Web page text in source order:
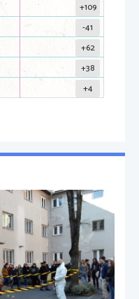
+109
-41
+62
+38
+4